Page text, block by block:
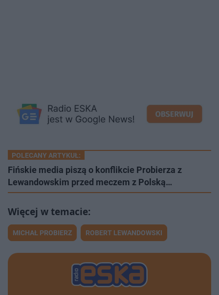
POLECANY ARTYKUŁ:
Fińskie media piszą o konflikcie Probierza z
Lewandowskim przed meczem z Polską…
MICHAŁ PROBIERZ ROBERT LEWANDOWSKI